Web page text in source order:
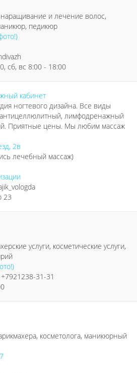
наращивание и лечение волос,
педикюр
сб, вс 8:00 - 18:00
кабинет
ногтевого дизайна. Все виды
лимфодренажный
Приятные цены. Мы любим массаж
2в
лечебный массаж)
23
услуги, косметические услуги,
31-31
косметолога, маникюрный